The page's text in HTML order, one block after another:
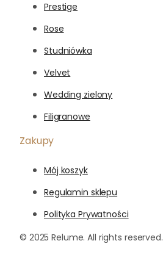
Prestige
Rose
Studniówka
Velvet
Wedding zielony
Filigranowe
Zakupy
Mój koszyk
Regulamin sklepu
Polityka Prywatności
© 2025 Relume. All rights reserved.